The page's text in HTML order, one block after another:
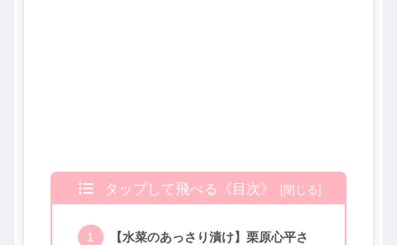
タップして飛べる《目次》
【水菜のあっさり漬け】栗原心平さ